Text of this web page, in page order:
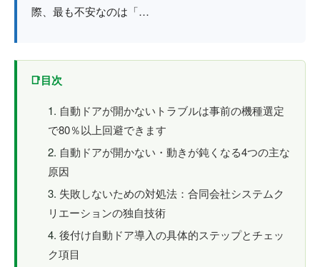
際、最も不安なのは「…
目次
自動ドアが開かないトラブルは事前の機種選定
で80％以上回避できます
自動ドアが開かない・動きが鈍くなる4つの主な
原因
失敗しないための対処法：合同会社システムク
リエーションの独自技術
後付け自動ドア導入の具体的ステップとチェッ
ク項目